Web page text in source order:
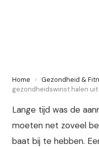
Home › Gezondheid &
gezondheidswinst halen
Lange tijd was de
moeten net zoveel
baat bij te hebben.